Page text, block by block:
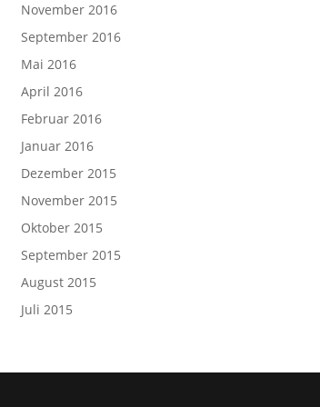
November 2016
September 2016
Mai 2016
April 2016
Februar 2016
Januar 2016
Dezember 2015
November 2015
Oktober 2015
September 2015
August 2015
Juli 2015